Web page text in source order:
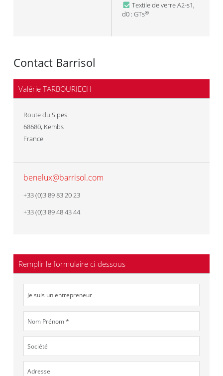
Textile de verre A2-s1,
d0 : GTs®
Contact Barrisol
Valérie TARBOURIECH
Route du Sipes
68680, Kembs
France
benelux@barrisol.com
+33 (0)3 89 83 20 23
+33 (0)3 89 48 43 44
Remplir le formulaire ci-dessous